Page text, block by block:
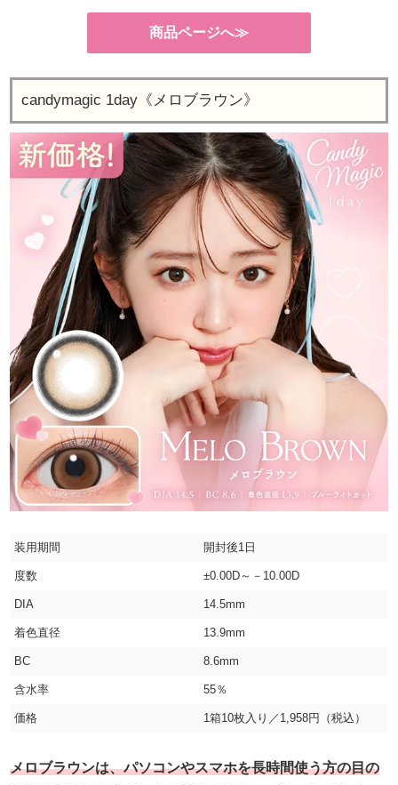
商品ページへ≫
candymagic 1day《メロブラウン》
装用期間 開封後1日
度数 ±0.00D～－10.00D
DIA 14.5mm
着色直径 13.9mm
BC 8.6mm
含水率 55％
価格 1箱10枚入り／1,958円（税込）
メロブラウンは、パソコンやスマホを長時間使う方の目の